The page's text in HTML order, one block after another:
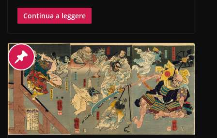
Continua a leggere